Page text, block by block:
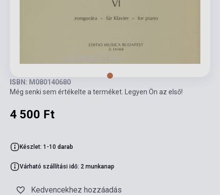
ISBN: M080140680
Még senki sem értékelte a terméket. Legyen Ön az első!
4 500 Ft
Készlet: 1-10 darab
Várható szállítási idő: 2 munkanap
Kedvencekhez hozzáadás